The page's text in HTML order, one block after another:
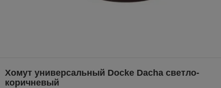
Хомут универсальный Docke Dacha светло-
коричневый